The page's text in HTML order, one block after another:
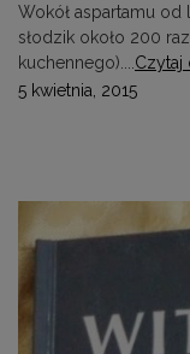
Wokół aspartamu od
słodzik około 200
kuchennego).... Czytaj
5 kwietnia, 2015